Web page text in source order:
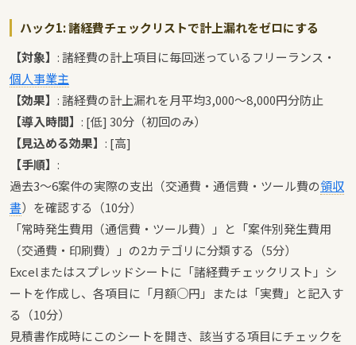
ハック1: 諸経費チェックリストで計上漏れをゼロにする
【対象】 : 諸経費の計上項目に毎回迷っているフリーランス・
個人事業主
【効果】 : 諸経費の計上漏れを月平均3,000〜8,000円分防止
【導入時間】 : [低] 30分（初回のみ）
【見込める効果】 : [高]
【手順】 :
過去3〜6案件の実際の支出（交通費・通信費・ツール費の領収
書）を確認する（10分）
「常時発生費用（通信費・ツール費）」と「案件別発生費用
（交通費・印刷費）」の2カテゴリに分類する（5分）
Excelまたはスプレッドシートに「諸経費チェックリスト」シ
ートを作成し、各項目に「月額○円」または「実費」と記入す
る（10分）
見積書作成時にこのシートを開き、該当する項目にチェックを